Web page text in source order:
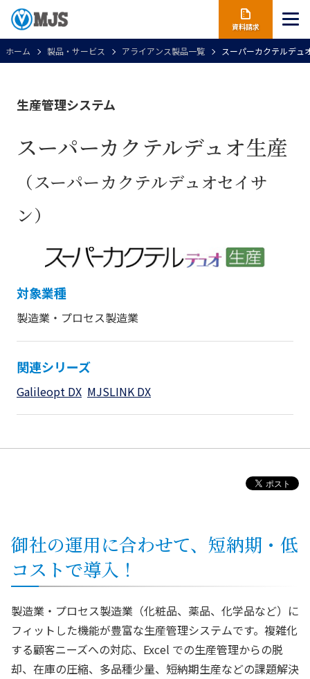
資料請求
ホーム 製品・サービス アライアンス製品一覧 スーパーカクテルデュ
生産管理システム
スーパーカクテルデュオ生産
（スーパーカクテルデュオセイサ
ン）
対象業種
製造業・プロセス製造業
関連シリーズ
Galileopt DX MJSLINK DX
御社の運用に合わせて、短納期・低
コストで導入！
製造業・プロセス製造業（化粧品、薬品、化学品など）に
フィットした機能が豊富な生産管理システムです。複雑化
する顧客ニーズへの対応、Excel での生産管理からの脱
却、在庫の圧縮、多品種少量、短納期生産などの課題解決